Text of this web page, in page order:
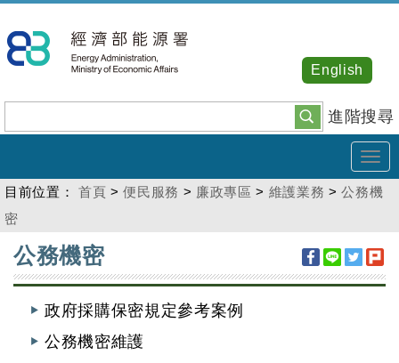
到
主
內
容
進階搜尋
English
目前位置： 首頁 >便民服務 > 廉政專區 > 維護業務 >公務機
密
:::
公務機密
政府採購保密規定參考案例
公務機密維護